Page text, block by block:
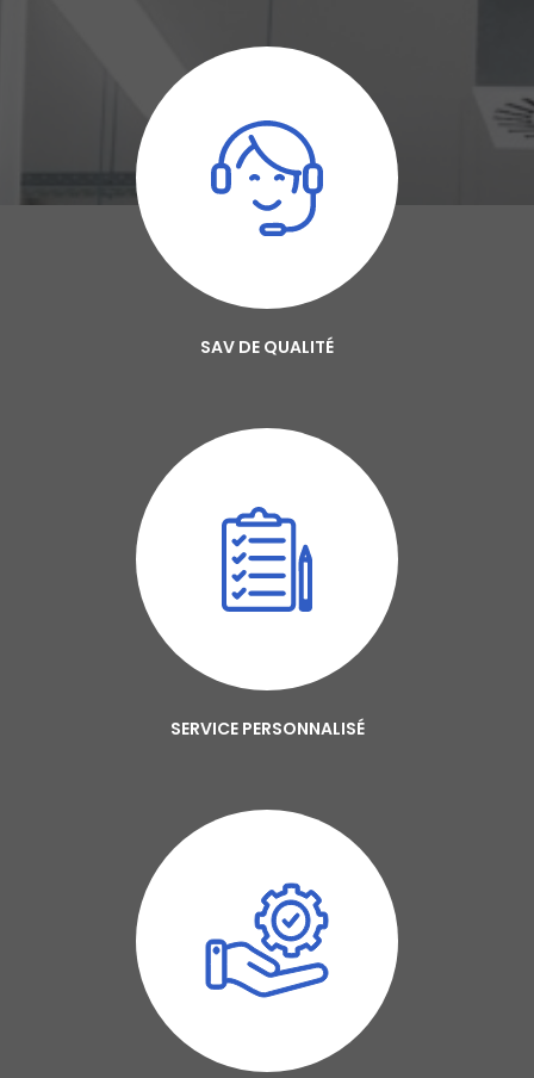
SAV DE QUALITÉ
SERVICE PERSONNALISÉ